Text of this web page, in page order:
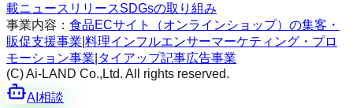
載ニュースリリースSDGsの取り組み
事業内容： 食品ECサイト（オンラインショップ）の集客・
販促支援事業 料理インフルエンサーマーケティング・プロ
モーション事業 タイアップ記事広告事業
(C) Ai-LAND Co.,Ltd. All rights reserved.
AI相談